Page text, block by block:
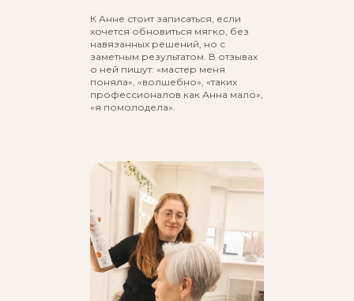
К Анне стоит записаться, если
хочется обновиться мягко, без
навязанных решений, но с
заметным результатом. В отзывах
о ней пишут: «мастер меня
поняла», «волшебно», «таких
профессионалов как Анна мало»,
«я помолодела».